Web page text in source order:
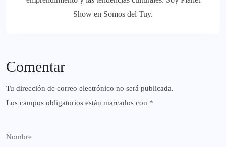
Show en Somos del Tuy.
Comentar
Tu dirección de correo electrónico no será publicada.
Los campos obligatorios están marcados con *